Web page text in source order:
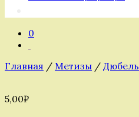
0
Главная / Метизы / Дюбель
5,00₽